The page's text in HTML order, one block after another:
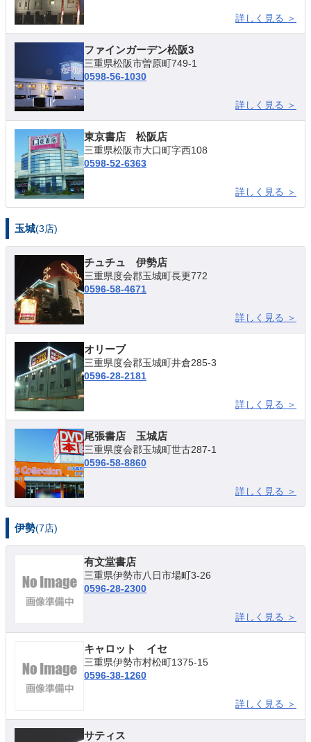
詳しく見る ＞
ファインガーデン松阪3
三重県松阪市曽原町749-1
0598-56-1030
詳しく見る ＞
東京書店 松阪店
三重県松阪市大口町字西108
0598-52-6363
詳しく見る ＞
玉城(3店)
チュチュ 伊勢店
三重県度会郡玉城町長更772
0596-58-4671
詳しく見る ＞
オリーブ
三重県度会郡玉城町井倉285-3
0596-28-2181
詳しく見る ＞
尾張書店 玉城店
三重県度会郡玉城町世古287-1
0596-58-8860
詳しく見る ＞
伊勢(7店)
有文堂書店
三重県伊勢市八日市場町3-26
0596-28-2300
詳しく見る ＞
キャロット イセ
三重県伊勢市村松町1375-15
0596-38-1260
詳しく見る ＞
サティス